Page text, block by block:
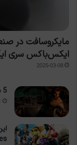
مایکروسافت در
ایکس‌باکس سری
2025-03-08
5 بازی برتر Telltale Games